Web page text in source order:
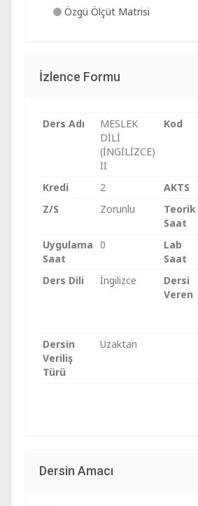
Özgü Ölçüt Matrisi
İzlence Formu
Ders Adı
MESLEK
DİLİ
(İNGİLİZCE)
II
Kod
Kredi 2 AKTS
Z/S
Zorunlu
Teorik
Saat
Uygulama
Saat
0
Lab
Saat
Ders Dili İngilizce
Dersi
Veren
Dersin
Veriliş
Türü
Uzaktan
Dersin Amacı